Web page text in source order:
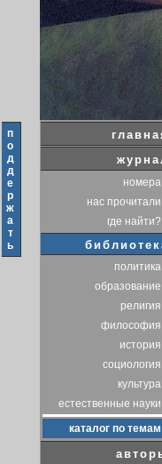
п
о
д
д
е
р
ж
а
т
ь
номера
нас прочитали
где найти?
политика
образование
религия
философия
история
социология
культура
естественные науки
каталог по темам